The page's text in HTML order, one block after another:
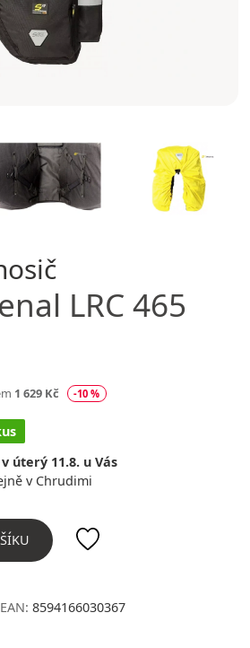
LRC 465
1 629 Kč -10 %
v úterý 11.8. u Vás
v Chrudimi
EAN: 8594166030367